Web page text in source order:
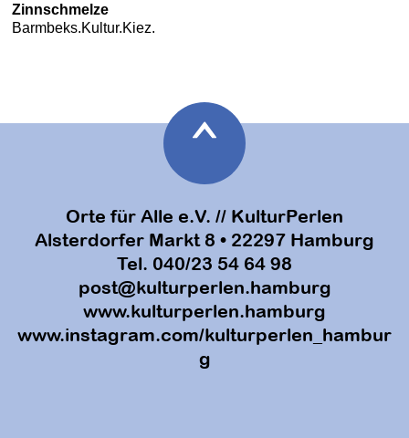
Zinnschmelze
Barmbeks.Kultur.Kiez.
Orte für Alle e.V. // KulturPerlen
Alsterdorfer Markt 8 • 22297 Hamburg
Tel. 040/23 54 64 98
post@kulturperlen.hamburg
www.kulturperlen.hamburg
www.instagram.com/kulturperlen_hambur
g